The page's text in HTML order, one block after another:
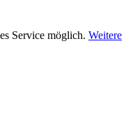
Service möglich. Weitere